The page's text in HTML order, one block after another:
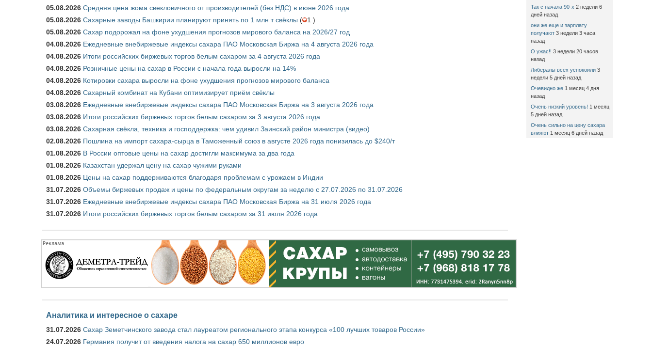
05.08.2026 Средняя цена жома свекловичного от производителей (без НДС) в июне 2026 года
05.08.2026 Сахарные заводы Башкирии планируют принять по 1 млн т свёклы (
1 )
05.08.2026 Сахар подорожал на фоне ухудшения прогнозов мирового баланса на 2026/27 год
04.08.2026 Ежедневные внебиржевые индексы сахара ПАО Московская Биржа на 4 августа 2026 года
04.08.2026 Итоги российских биржевых торгов белым сахаром за 4 августа 2026 года
04.08.2026 Розничные цены на сахар в России с начала года выросли на 14%
04.08.2026 Котировки сахара выросли на фоне ухудшения прогнозов мирового баланса
04.08.2026 Сахарный комбинат на Кубани оптимизирует приём свёклы
03.08.2026 Ежедневные внебиржевые индексы сахара ПАО Московская Биржа на 3 августа 2026 года
03.08.2026 Итоги российских биржевых торгов белым сахаром за 3 августа 2026 года
03.08.2026 Сахарная свёкла, техника и господдержка: чем удивил Заинский район министра (видео)
02.08.2026 Пошлина на импорт сахара-сырца в Таможенный союз в августе 2026 года понизилась до $240/т
01.08.2026 В России оптовые цены на сахар достигли максимума за два года
01.08.2026 Казахстан удержал цену на сахар чужими руками
01.08.2026 Цены на сахар поддерживаются благодаря проблемам с урожаем в Индии
31.07.2026 Объемы биржевых продаж и цены по федеральным округам за неделю с 27.07.2026 по 31.07.2026
31.07.2026 Ежедневные внебиржевые индексы сахара ПАО Московская Биржа на 31 июля 2026 года
31.07.2026 Итоги российских биржевых торгов белым сахаром за 31 июля 2026 года
Аналитика и интересное о сахаре
31.07.2026 Сахар Земетчинского завода стал лауреатом регионального этапа конкурса «100 лучших товаров России»
24.07.2026 Германия получит от введения налога на сахар 650 миллионов евро
Так с начала 90-х 2 недели 6
дней назад
они же еще и зарплату
получают 3 недели 3 часа
назад
О ужас!! 3 недели 20 часов
назад
Либералы всех успокоили 3
недели 5 дней назад
Очевидно же 1 месяц 4 дня
назад
Очень низкий уровень! 1 месяц
5 дней назад
Очень сильно на цену сахара
влияют 1 месяц 6 дней назад